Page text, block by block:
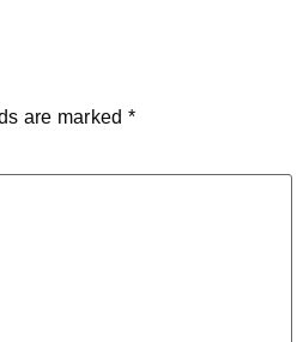
are marked*